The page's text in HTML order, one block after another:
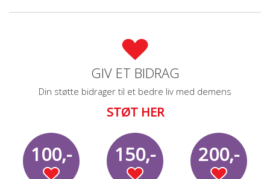
GIV ET BIDRAG
Din støtte bidrager til et bedre liv med demens
STØT HER
100,- 150,- 200,-